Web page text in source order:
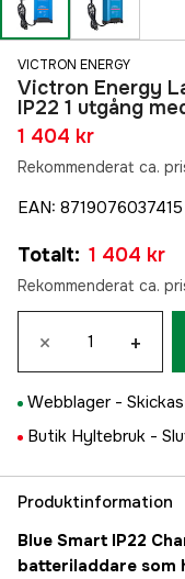
VICTRON ENERGY
Victron Energy
IP22 1 utgång
1 404 kr
Rekommenderat ca.
EAN: 8719076037415
Totalt: 1 404 kr
Rekommenderat ca.
× +
Webblager -
Butik Hyltebruk -
Produktinformation
Blue Smart IP22
batteriladdare som